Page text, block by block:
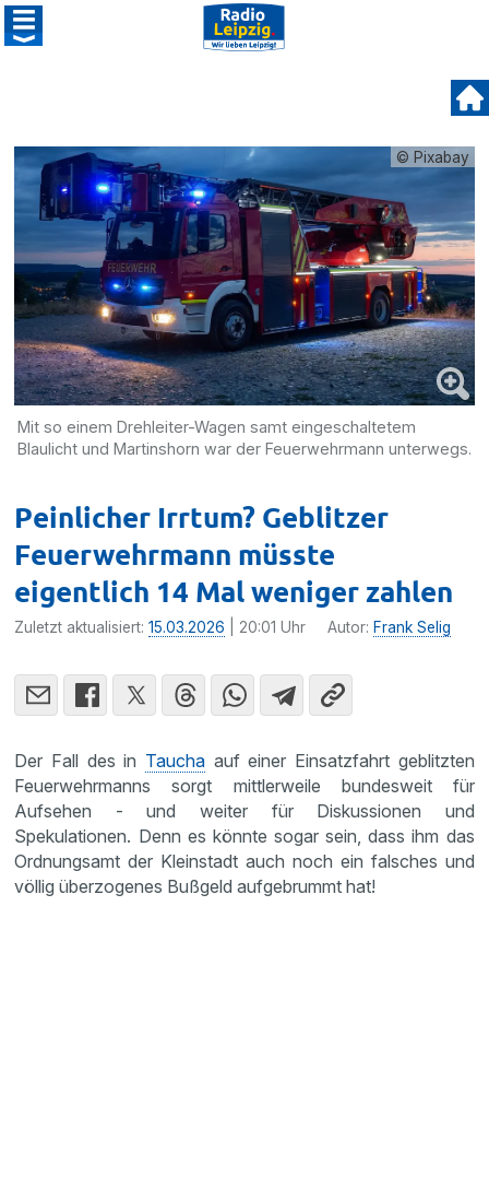
© Pixabay
Mit so einem Drehleiter-Wagen samt eingeschaltetem
Blaulicht und Martinshorn war der Feuerwehrmann unterwegs.
Peinlicher Irrtum? Geblitzer
Feuerwehrmann müsste
eigentlich 14 Mal weniger zahlen
Zuletzt aktualisiert:15.03.2026 | 20:01 Uhr Autor: Frank Selig
Der Fall des in Taucha auf einer Einsatzfahrt geblitzten
Feuerwehrmanns sorgt mittlerweile bundesweit für
Aufsehen - und weiter für Diskussionen und
Spekulationen. Denn es könnte sogar sein, dass ihm das
Ordnungsamt der Kleinstadt auch noch ein falsches und
völlig überzogenes Bußgeld aufgebrummt hat!